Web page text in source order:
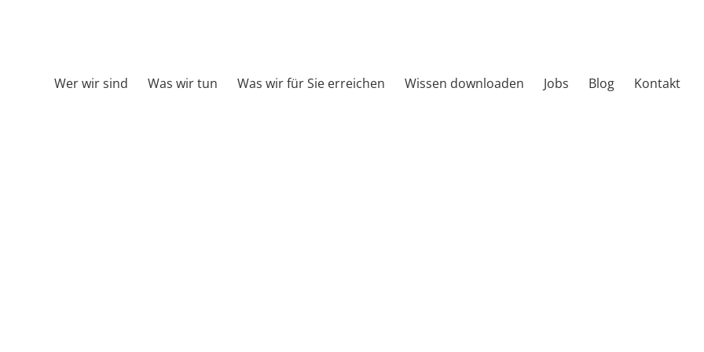
Wer wir sind Was wir tun Was wir für Sie erreichen Wissen downloaden Jobs Blog Kontakt